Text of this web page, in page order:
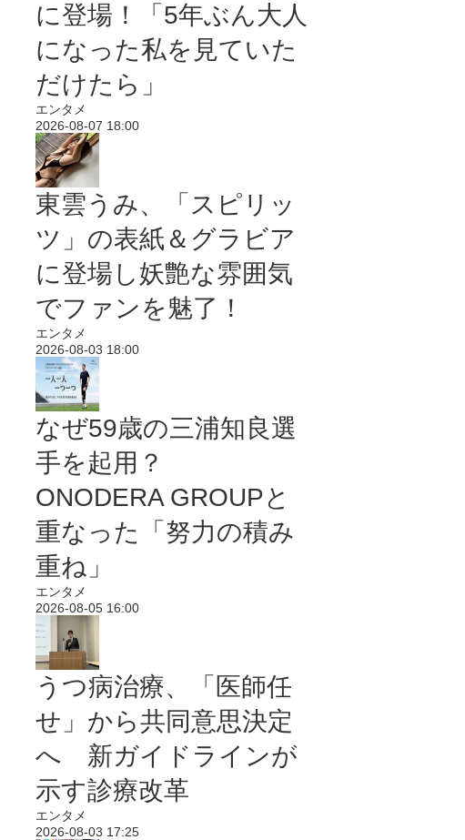
に登場！「5年ぶん大人
になった私を見ていた
だけたら」
エンタメ
2026-08-07 18:00
東雲うみ、「スピリッ
ツ」の表紙＆グラビア
に登場し妖艶な雰囲気
でファンを魅了！
エンタメ
2026-08-03 18:00
なぜ59歳の三浦知良選
手を起用？
ONODERA GROUPと
重なった「努力の積み
重ね」
エンタメ
2026-08-05 16:00
うつ病治療、「医師任
せ」から共同意思決定
へ 新ガイドラインが
示す診療改革
エンタメ
2026-08-03 17:25